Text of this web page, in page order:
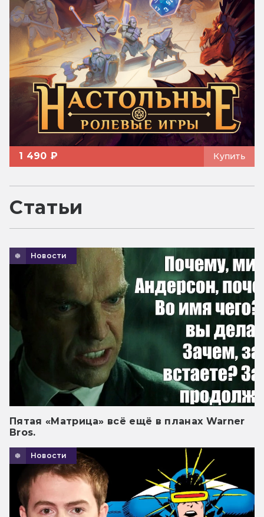
1 490 ₽ Купить
Статьи
Новости
Пятая «Матрица» всё ещё в планах Warner
Bros.
Новости